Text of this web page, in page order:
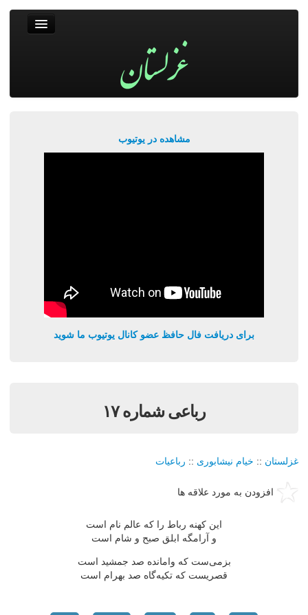
مشاهده در یوتیوب
برای دریافت فال حافظ عضو کانال یوتیوب ما شوید
رباعی شماره ۱۷
غزلستان :: خیام نیشابوری :: رباعیات
افزودن به مورد علاقه ها
این کهنه رباط را که عالم نام است
و آرامگه ابلق صبح و شام است
بزمی‌ست که وامانده صد جمشید است
قصریست که تکیه‌گاه صد بهرام است